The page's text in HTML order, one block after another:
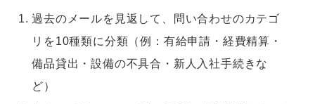
過去のメールを見返して、問い合わせのカテゴ
リを10種類に分類（例：有給申請・経費精算・
備品貸出・設備の不具合・新人入社手続きな
ど）